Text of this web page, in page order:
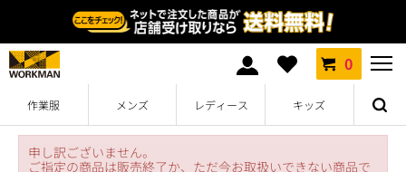
0
作業服 メンズ レディース キッズ
申し訳ございません。
ご指定の商品は販売終了か、ただ今お取扱いできない商品で